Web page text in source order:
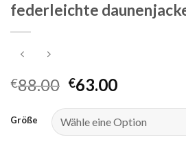
federleichte
€88.00 €63.00
Größe